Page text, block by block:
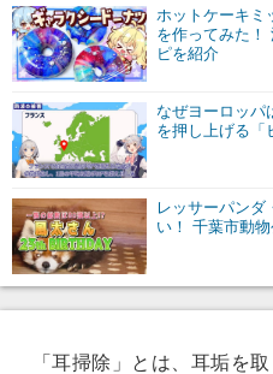
マンガ
ニコニコQ
ホットケーキミ
を作ってみた！
ピを紹介
なぜヨーロッパ
を押し上げる「
レッサーパンダ
い！ 千葉市動
「耳掃除」とは、耳垢を